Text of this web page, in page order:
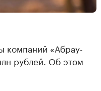
компаний «Абрау-
рублей. Об этом